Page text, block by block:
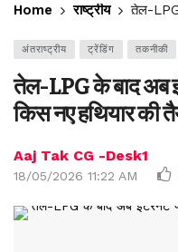
Home राष्ट्रीय तेल-LPG
अंतराष्ट्रीय ट्रेंडिंग तकनीकी
तेल-LPG के बाद अब
किस नए हथियार की
Aaj Tak CG -Desk1
18/05/2026 11:22 AM